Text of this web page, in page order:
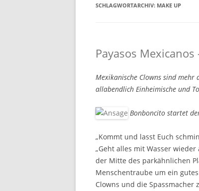
SCHLAGWORTARCHIV: MAKE UP
Payasos
Mexikanische Clowns sind
allabendlich Einheimische und
Bonboncito startet
„Kommt und lasst Euch
„Geht alles mit Wasser
der Mitte des parkähnlichen
Menschentraube um ein
Clowns und die